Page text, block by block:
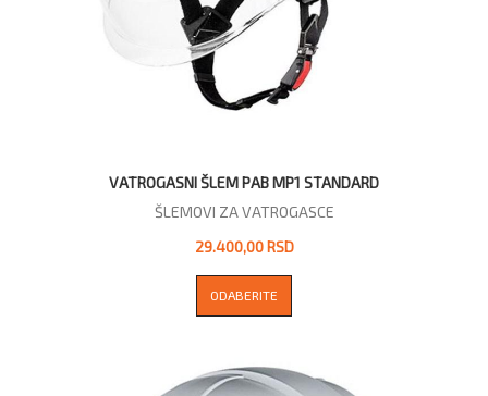
VATROGASNI ŠLEM PAB MP1 STANDARD
ŠLEMOVI ZA VATROGASCE
29.400,00 RSD
ODABERITE